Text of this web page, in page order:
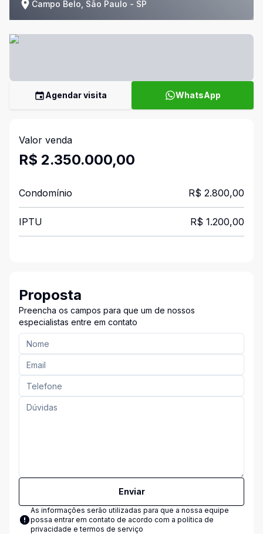
Campo Belo, São Paulo - SP
Agendar visita WhatsApp
Valor venda
R$ 2.350.000,00
Condomínio R$ 2.800,00
IPTU R$ 1.200,00
Proposta
Preencha os campos para que um de nossos
especialistas entre em contato
Enviar
As informações serão utilizadas para que a nossa equipe
possa entrar em contato de acordo com a política de
privacidade e termos de serviço